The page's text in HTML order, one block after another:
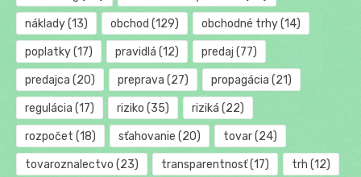
náklady(13) obchod (129) obchodné trhy(14)
poplatky(17) pravidlá (12) predaj (77)
predajca (20) preprava (27) propagácia (21)
regulácia (17) riziko (35) riziká (22)
rozpočet (18) sťahovanie (20) tovar(24)
tovaroznalectvo (23) transparentnosť(17) trh (12)